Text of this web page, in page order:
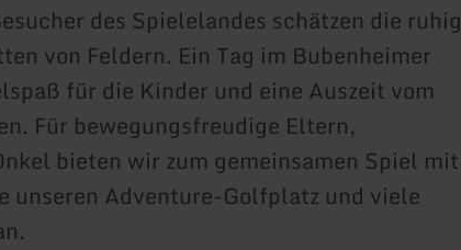
des Spielelandes schätzen die
von Feldern. Ein Tag im Bubenheimer
für die Kinder und eine Auszeit vom
Für bewegungsfreudige Eltern,
bieten wir zum gemeinsamen Spiel mit
unseren Adventure-Golfplatz und viele